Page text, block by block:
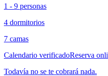
1 - 9 personas
4 dormitorios
7 camas
Calendario verificadoReserva
Todavía no se te cobrará nada.